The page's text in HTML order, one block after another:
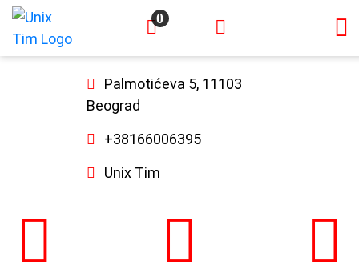
×
0
Palmotićeva 5, 11103
Beograd
+38166006395
Unix Tim